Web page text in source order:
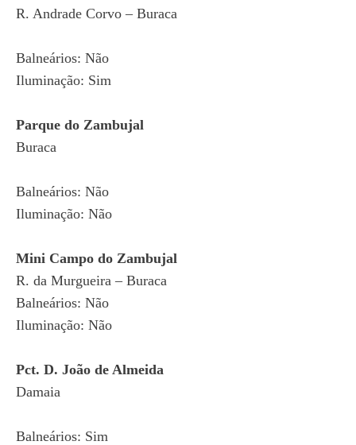
R. Andrade Corvo – Buraca
Balneários: Não
Iluminação: Sim
Parque do Zambujal
Buraca
Balneários: Não
Iluminação: Não
Mini Campo do Zambujal
R. da Murgueira – Buraca
Balneários: Não
Iluminação: Não
Pct. D. João de Almeida
Damaia
Balneários: Sim